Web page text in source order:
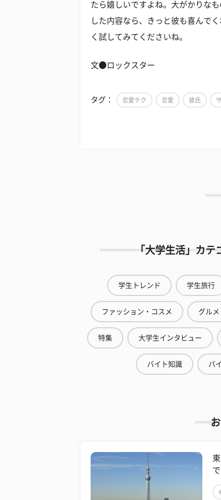
たら嬉しいですよね。大がかりな
した内容なら、きっと彼も喜んで
く試してみてくださいね。
文●ロックスター
タグ： 恋愛テク 恋愛 彼氏
「大学生活」カ
学生トレンド 学生旅行
ファッション・コスメ グルメ
特集 大学生インタビュー
バイト知識 バ